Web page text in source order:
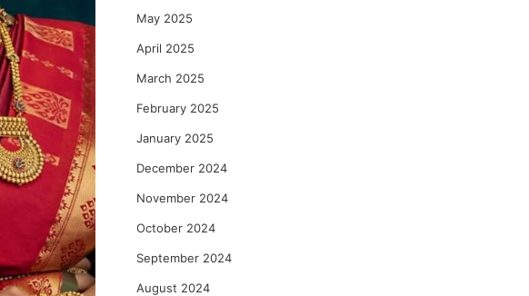
May 2025
April 2025
March 2025
February 2025
January 2025
December 2024
November 2024
October 2024
September 2024
August 2024